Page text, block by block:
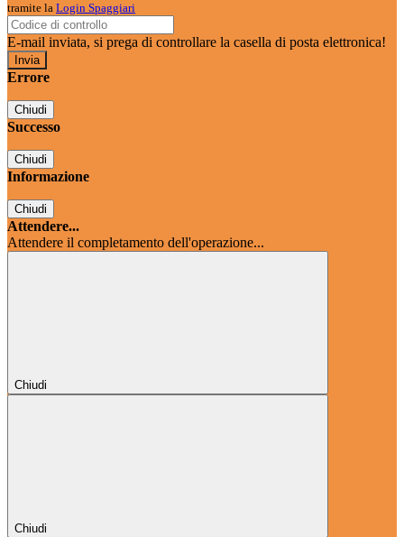
tramite la Login Spaggiari
E-mail inviata, si prega di controllare la casella di posta elettronica!
Errore
Chiudi
Successo
Chiudi
Informazione
Chiudi
Attendere...
Attendere il completamento dell'operazione...
Chiudi
Chiudi